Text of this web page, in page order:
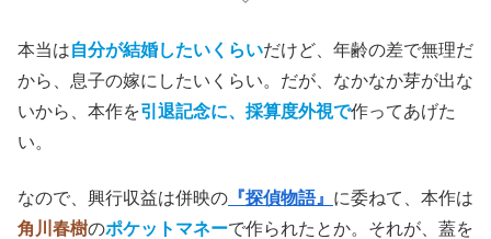
本当は自分が結婚したいくらいだけど、年齢の差で無理だ
から、息子の嫁にしたいくらい。だが、なかなか芽が出な
いから、本作を引退記念に、採算度外視で作ってあげた
い。
なので、興行収益は併映の 『探偵物語』 に委ねて、本作は
角川春樹のポケットマネーで作られたとか。それが、蓋を